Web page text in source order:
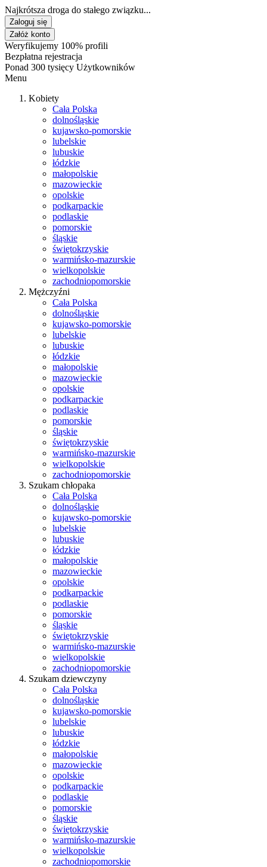
Najkrótsza droga do stałego związku...
Zaloguj się
Załóż konto
Weryfikujemy 100% profili
Bezpłatna rejestracja
Ponad 300 tysięcy Użytkowników
Menu
Kobiety
Cała Polska
dolnośląskie
kujawsko-pomorskie
lubelskie
lubuskie
łódzkie
małopolskie
mazowieckie
opolskie
podkarpackie
podlaskie
pomorskie
śląskie
świętokrzyskie
warmińsko-mazurskie
wielkopolskie
zachodniopomorskie
Mężczyźni
Cała Polska
dolnośląskie
kujawsko-pomorskie
lubelskie
lubuskie
łódzkie
małopolskie
mazowieckie
opolskie
podkarpackie
podlaskie
pomorskie
śląskie
świętokrzyskie
warmińsko-mazurskie
wielkopolskie
zachodniopomorskie
Szukam chłopaka
Cała Polska
dolnośląskie
kujawsko-pomorskie
lubelskie
lubuskie
łódzkie
małopolskie
mazowieckie
opolskie
podkarpackie
podlaskie
pomorskie
śląskie
świętokrzyskie
warmińsko-mazurskie
wielkopolskie
zachodniopomorskie
Szukam dziewczyny
Cała Polska
dolnośląskie
kujawsko-pomorskie
lubelskie
lubuskie
łódzkie
małopolskie
mazowieckie
opolskie
podkarpackie
podlaskie
pomorskie
śląskie
świętokrzyskie
warmińsko-mazurskie
wielkopolskie
zachodniopomorskie